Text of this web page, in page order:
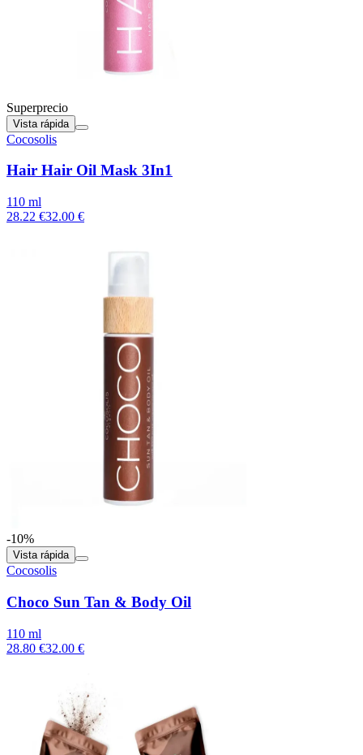
Superprecio
Vista rápida
Cocosolis
Hair Hair Oil Mask 3In1
110 ml
28.22 €32.00 €
-10%
Vista rápida
Cocosolis
Choco Sun Tan & Body Oil
110 ml
28.80 €32.00 €